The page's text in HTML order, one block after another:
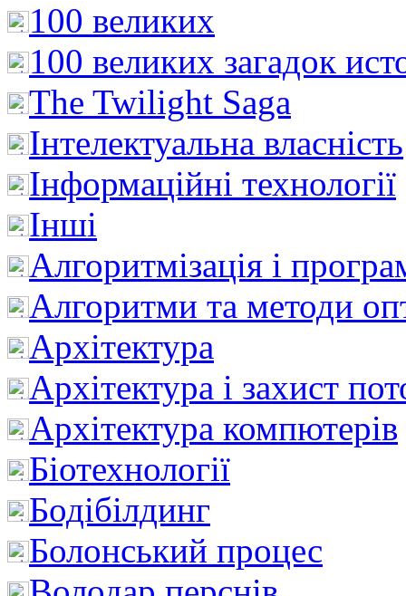
100 великих
100 великих загадок
The Twilight Saga
Інтелектуальна влaсність
Інформаційні технології
Інші
Алгоритмізація і
Алгоритми та методи
Архітектура
Архітектура і захист
Архітектура компютерів
Біотехнології
Бодібілдинг
Болонський процес